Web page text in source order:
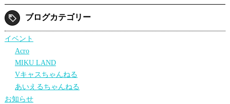
ブログカテゴリー
イベント
Acro
MIKU LAND
Vキャスちゃんねる
あいえるちゃんねる
お知らせ